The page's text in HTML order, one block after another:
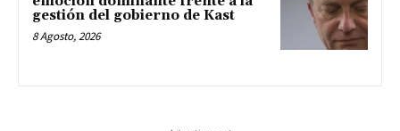
gestión del gobierno de Kast
8 Agosto, 2026